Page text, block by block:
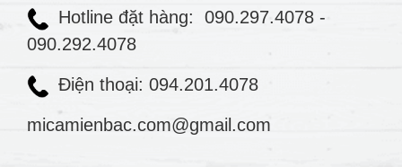
Hotline đặt hàng: 090.297.4078 -
090.292.4078
Điện thoại: 094.201.4078
micamienbac.com@gmail.com